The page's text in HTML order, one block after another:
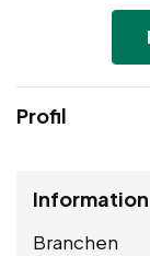
Profil
Information
Branchen